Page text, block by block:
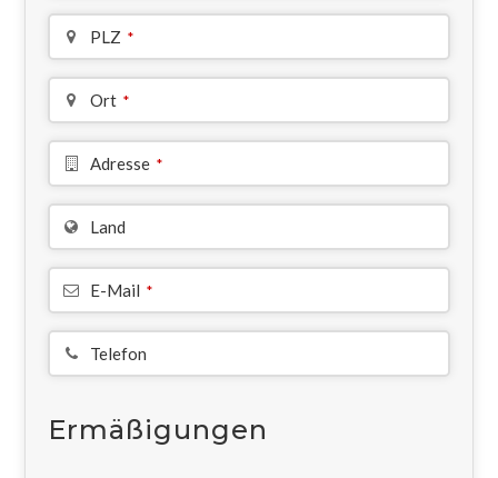
PLZ *
Ort *
Adresse *
Land
E-Mail *
Telefon
Ermäßigungen